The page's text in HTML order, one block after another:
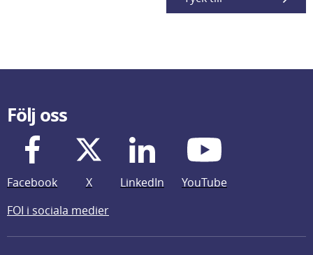
Följ oss
Facebook X LinkedIn
YouTube
FOI i sociala medier